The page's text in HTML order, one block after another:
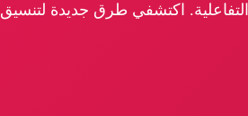
اكتشفي طرق جديدة لتنسيق